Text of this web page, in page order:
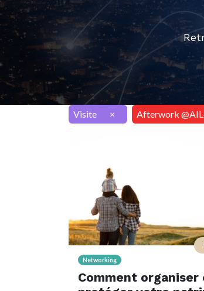
Visite × Afterwork
Networking
Comment organiser